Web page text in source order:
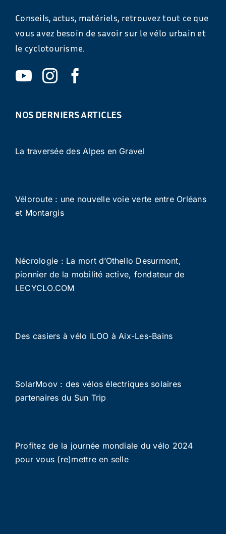
Conseils, actus, matériels, retrouvez tout ce que
vous avez besoin de savoir sur le vélo urbain et
le cyclotourisme.
NOS DERNIERS ARTICLES
La traversée des Alpes en Gravel
Véloroute : une nouvelle voie verte entre Orléans
et Montargis
Nécrologie : La mort d’Othello Desurmont,
pionnier de la mobilité active, fondateur de
LECYCLO.COM
Des casiers à vélo ILOO à Aix-Les-Bains
SolarMoov : des vélos électriques solaires
partenaires du Sun Trip
Profitez de la journée mondiale du vélo 2024
pour vous (re)mettre en selle